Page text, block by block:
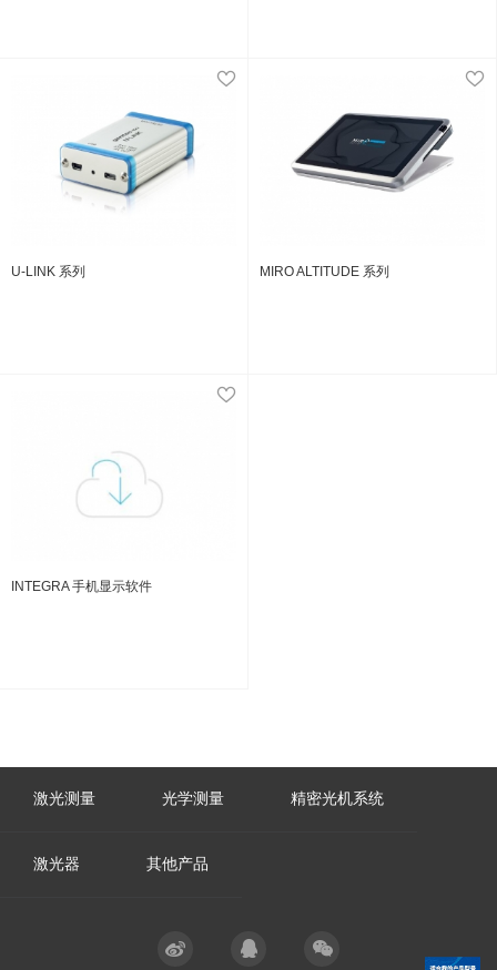
U-LINK 系列 MIRO ALTITUDE 系列
INTEGRA 手机显示软件
激光测量 光学测量 精密光机系统
激光器 其他产品